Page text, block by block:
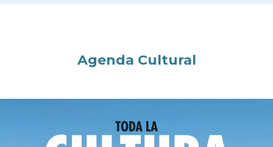
Agenda Cultural